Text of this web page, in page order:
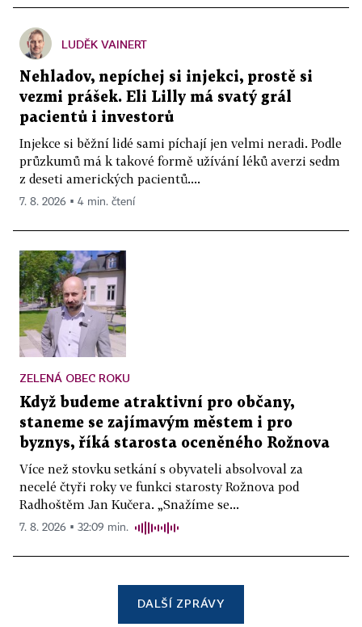
LUDĚK VAINERT
Nehladov, nepíchej si injekci, prostě si
vezmi prášek. Eli Lilly má svatý grál
pacientů i investorů
Injekce si běžní lidé sami píchají jen velmi neradi. Podle
průzkumů má k takové formě užívání léků averzi sedm
z deseti amerických pacientů....
7. 8. 2026 ▪ 4 min. čtení
ZELENÁ OBEC ROKU
Když budeme atraktivní pro občany,
staneme se zajímavým městem i pro
byznys, říká starosta oceněného Rožnova
Více než stovku setkání s obyvateli absolvoval za
necelé čtyři roky ve funkci starosty Rožnova pod
Radhoštěm Jan Kučera. „Snažíme se...
7. 8. 2026 ▪ 32:09 min.
DALŠÍ ZPRÁVY